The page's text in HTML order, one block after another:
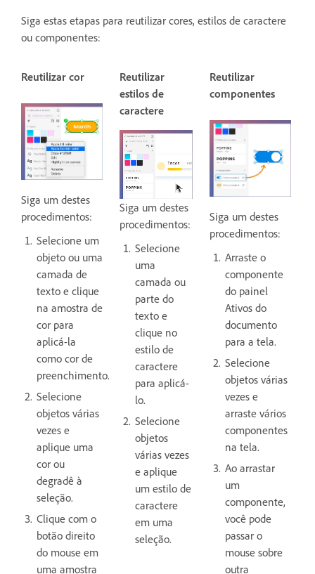
Siga estas etapas para reutilizar cores, estilos de caractere
ou componentes:
Reutilizar cor
Siga um destes
procedimentos:
Selecione um
objeto ou uma
camada de
texto e clique
na amostra de
cor para
aplicá-la
como cor de
preenchimento.
Selecione
objetos várias
vezes e
aplique uma
cor ou
degradê à
seleção.
Clique com o
botão direito
do mouse em
uma amostra
Reutilizar
estilos de
caractere
Siga um destes
procedimentos:
Selecione
uma
camada ou
parte do
texto e
clique no
estilo de
caractere
para aplicá-
lo.
Selecione
objetos
várias vezes
e aplique
um estilo de
caractere
em uma
seleção.
Reutilizar
componentes
Siga um destes
procedimentos:
Arraste o
componente
do painel
Ativos do
documento
para a tela.
Selecione
objetos várias
vezes e
arraste vários
componentes
na tela.
Ao arrastar
um
componente,
você pode
passar o
mouse sobre
outra